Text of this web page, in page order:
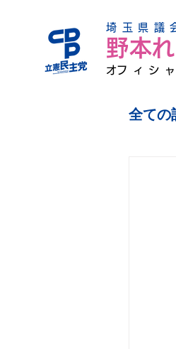
埼玉県議
オフィシ
野本
全ての